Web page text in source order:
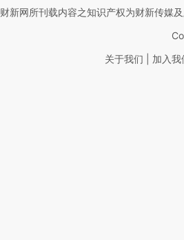
财新网所刊载内容之知识产权为财新传媒
关于我们 加入我